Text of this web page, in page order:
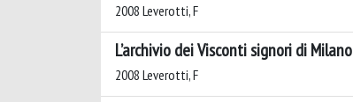
2008 Leverotti, F
L’archivio dei Visconti signori di Milano
2008 Leverotti, F